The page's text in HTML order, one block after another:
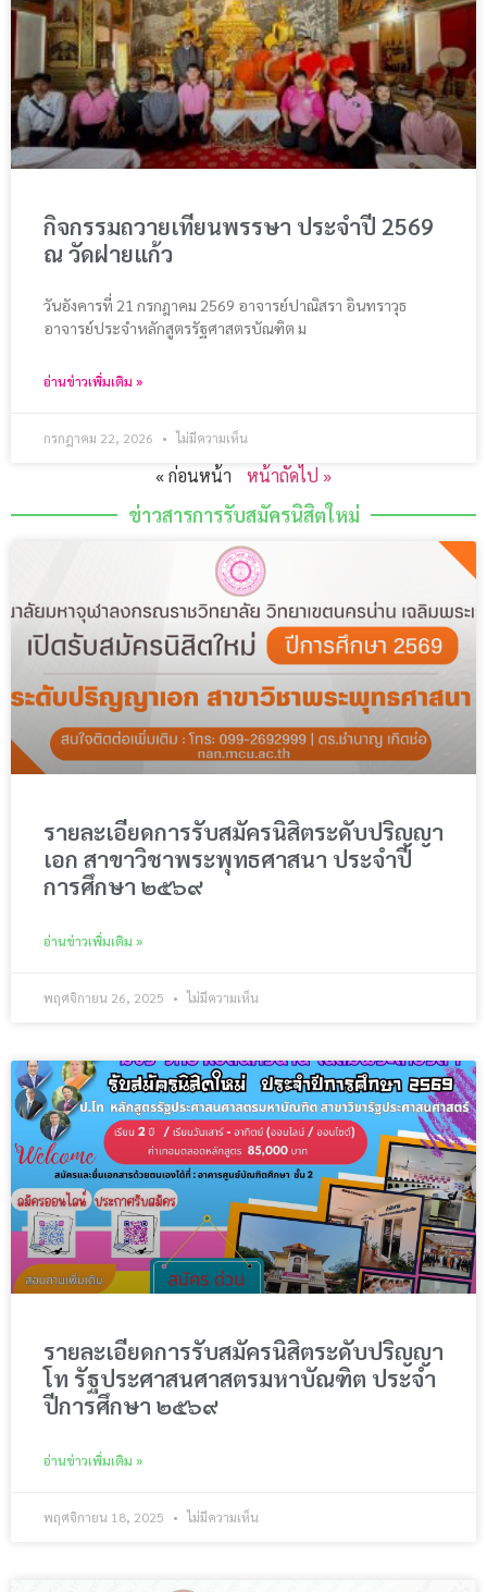
กิจกรรมถวายเทียนพรรษา ประจำปี 2569
ณ วัดฝายแก้ว
วันอังคารที่ 21 กรกฎาคม 2569 อาจารย์ปาณิสรา อินทราวุธ
อาจารย์ประจำหลักสูตรรัฐศาสตรบัณฑิต ม
อ่านข่าวเพิ่มเติม »
กรกฎาคม 22, 2026 ไม่มีความเห็น
« ก่อนหน้า หน้าถัดไป »
ข่าวสารการรับสมัครนิสิตใหม่​
รายละเอียดการรับสมัครนิสิตระดับปริญญา
เอก สาขาวิชาพระพุทธศาสนา ประจำปี
การศึกษา ๒๕๖๙
อ่านข่าวเพิ่มเติม »
พฤศจิกายน 26, 2025 ไม่มีความเห็น
รายละเอียดการรับสมัครนิสิตระดับปริญญา
โท รัฐประศาสนศาสตรมหาบัณฑิต ประจำ
ปีการศึกษา ๒๕๖๙
อ่านข่าวเพิ่มเติม »
พฤศจิกายน 18, 2025 ไม่มีความเห็น